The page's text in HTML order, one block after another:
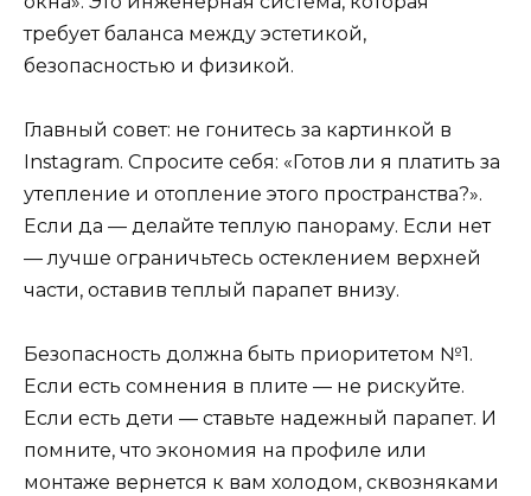
требует баланса между эстетикой,
безопасностью и физикой.
Главный совет: не гонитесь за картинкой в
Instagram. Спросите себя: «Готов ли я платить за
утепление и отопление этого пространства?».
Если да — делайте теплую панораму. Если нет
— лучше ограничьтесь остеклением верхней
части, оставив теплый парапет внизу.
Безопасность должна быть приоритетом №1.
Если есть сомнения в плите — не рискуйте.
Если есть дети — ставьте надежный парапет. И
помните, что экономия на профиле или
монтаже вернется к вам холодом, сквозняками